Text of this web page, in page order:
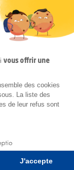
vous offrir une
des cookies
La liste des
de leur refus sont
J'accepte
FIXATIONS
ACCESSOIRES
SOUS-CHASSIS
GINGERMINDS